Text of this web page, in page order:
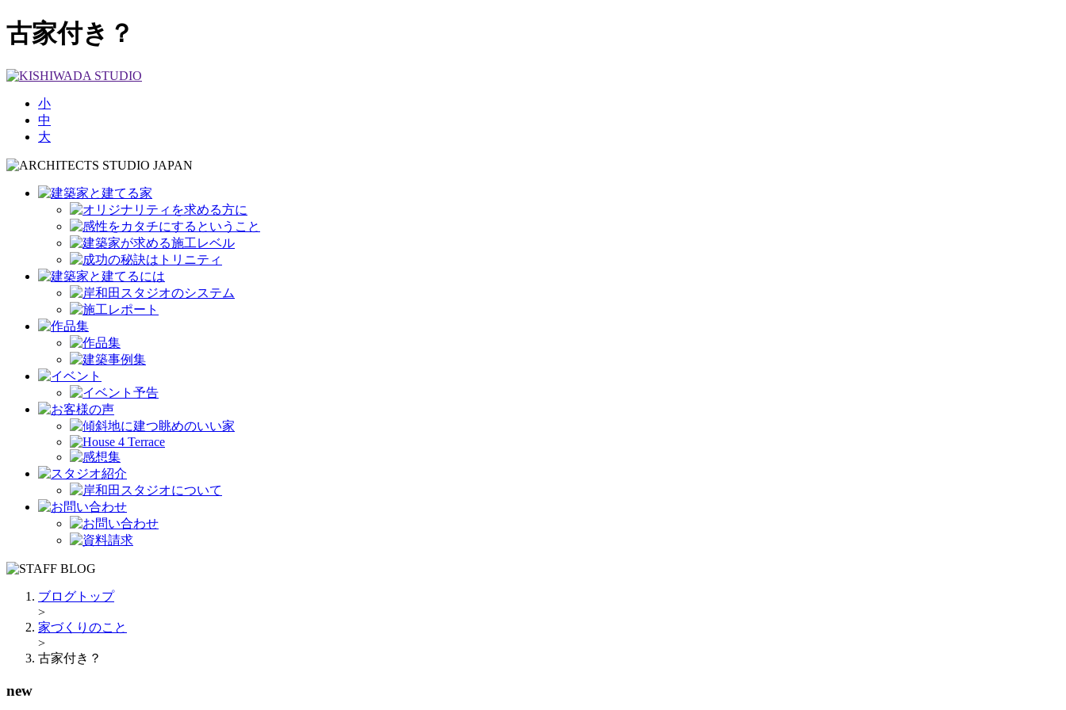
古家付き？
小
中
大
ブログトップ
>
家づくりのこと
>
古家付き？
new